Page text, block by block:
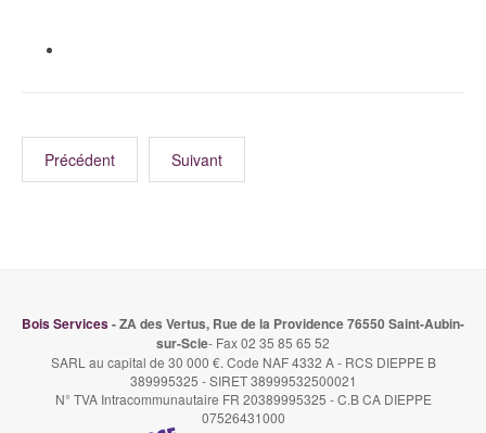
Précédent Suivant
Bois Services- ZA des Vertus, Rue de la Providence 76550 Saint-Aubin-
sur-Scie- Fax 02 35 85 65 52
SARL au capital de 30 000 €. Code NAF 4332 A - RCS DIEPPE B
389995325 - SIRET 38999532500021
N° TVA Intracommunautaire FR 20389995325 - C.B CA DIEPPE
07526431000